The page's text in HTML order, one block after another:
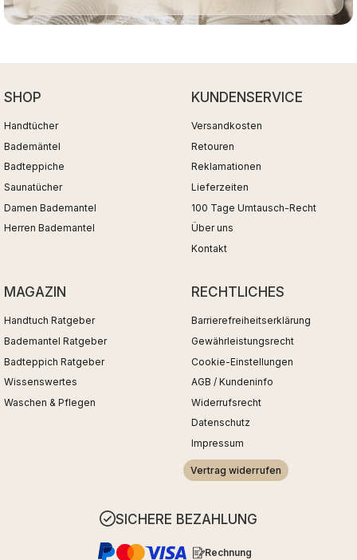
SHOP
Handtücher
Bademäntel
Badteppiche
Saunatücher
Damen Bademantel
Herren Bademantel
KUNDENSERVICE
Versandkosten
Retouren
Reklamationen
Lieferzeiten
100 Tage Umtausch-Recht
Über uns
Kontakt
MAGAZIN
Handtuch Ratgeber
Bademantel Ratgeber
Badteppich Ratgeber
Wissenswertes
Waschen & Pflegen
RECHTLICHES
Barrierefreiheitserklärung
Gewährleistungsrecht
Cookie-Einstellungen
AGB / Kundeninfo
Widerrufsrecht
Datenschutz
Impressum
Vertrag widerrufen
SICHERE BEZAHLUNG
Rechnung